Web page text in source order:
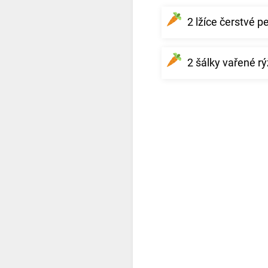
2 lžíce čerstvé
2 šálky vařené